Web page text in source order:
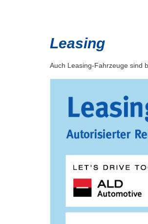
Leasing
Auch Leasing-Fahrzeuge sind